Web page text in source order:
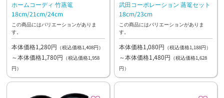
ホームコーディ 竹蒸篭
18cm/21cm/24cm
この商品にはバリエーションがありま
す。
本体価格1,280円 （税込価格1,408円）
～本体価格1,780円 （税込価格1,958
円）
武田コーポレーション 蒸篭セット
18cm/23cm
この商品にはバリエーションがありま
す。
本体価格1,080円 （税込価格1,188円）
～本体価格1,480円 （税込価格1,628
円）